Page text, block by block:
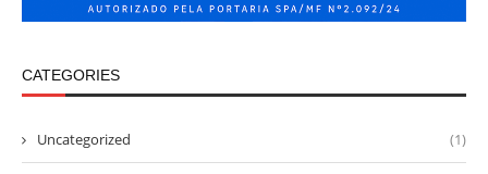
CATEGORIES
Uncategorized (1)